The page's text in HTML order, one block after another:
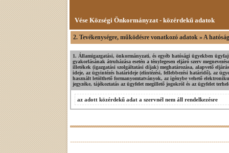
Vése Községi Önkormányzat - közérdekű adatok
2. Tevékenységre, működésre vonatkozó adatok » A
1. Államigazgatási, önkormányzati, és egyéb hatósági ügyekben
gyakorlásának átruházása esetén a ténylegesen eljáró szerv
illetékek (igazgatási szolgáltatási díjak) meghatározása, alapvető
ideje, az ügyintézés határideje (elintézési, fellebbezési határidő), az
használt letölthető formanyomtatványok, az igénybe vehető
jegyzéke, tájékoztatás az ügyfelet megillető jogokról és az ügyfelet
az adott közérdekű adat a szervnél nem áll rendelkezésre